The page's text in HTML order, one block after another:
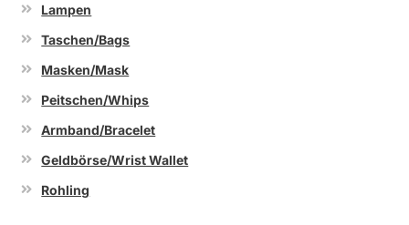
Lampen
Taschen/Bags
Masken/Mask
Peitschen/Whips
Armband/Bracelet
Geldbörse/Wrist Wallet
Rohling